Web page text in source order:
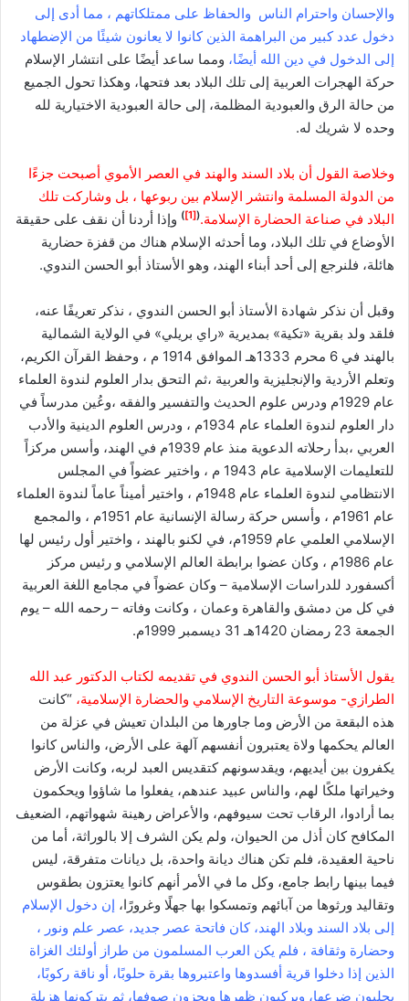
والإحسان واحترام الناس والحفاظ على ممتلكاتهم ، مما أدى إلى
دخول عدد كبير من البراهمة الذين كانوا لا يعانون شيئًا من الإضطهاد
إلى الدخول في دين الله أيضًا، ومما ساعد أيضًا على انتشار الإسلام
حركة الهجرات العربية إلى تلك البلاد بعد فتحها، وهكذا تحول الجميع
من حالة الرق والعبودية المظلمة، إلى حالة العبودية الاختيارية لله
وحده لا شريك له.
وخلاصة القول أن بلاد السند والهند في العصر الأموي أصبحت جزءًا
من الدولة المسلمة وانتشر الإسلام بين ربوعها ، بل وشاركت تلك
البلاد في صناعة الحضارة الإسلامة.(
[1]
) وإذا أردنا أن نقف على حقيقة
الأوضاع في تلك البلاد، وما أحدثه الإسلام هناك من قفزة حضارية
هائلة، فلنرجع إلى أحد أبناء الهند، وهو الأستاذ أبو الحسن الندوي.
وقبل أن نذكر شهادة الأستاذ أبو الحسن الندوي ، نذكر تعريفًا عنه،
فلقد ولد بقرية «تكية» بمديرية «راي بريلي» في الولاية الشمالية
بالهند في 6 محرم 1333هـ الموافق 1914 م ، وحفظ القرآن الكريم،
وتعلم الأردية والإنجليزية والعربية ،ثم التحق بدار العلوم لندوة العلماء
عام 1929م ودرس علوم الحديث والتفسير والفقه ،وعُين مدرساً في
دار العلوم لندوة العلماء عام 1934م ، ودرس العلوم الدينية والأدب
العربي ،بدأ رحلاته الدعوية منذ عام 1939م في الهند، وأسس مركزاً
للتعليمات الإسلامية عام 1943 م ، واختير عضواً في المجلس
الانتظامي لندوة العلماء عام 1948م ، واختير أميناً عاماً لندوة العلماء
عام 1961م ، وأسس حركة رسالة الإنسانية عام 1951م ، والمجمع
الإسلامي العلمي عام 1959م، في لكنو بالهند ، واختير أول رئيس لها
عام 1986م ، وكان عضوا برابطة العالم الإسلامي و رئيس مركز
أكسفورد للدراسات الإسلامية – وكان عضواً في مجامع اللغة العربية
في كل من دمشق والقاهرة وعمان ، وكانت وفاته – رحمه الله – يوم
الجمعة 23 رمضان 1420هـ 31 ديسمبر 1999م.
يقول الأستاذ أبو الحسن الندوي في تقديمه لكتاب الدكتور عبد الله
الطرازي- موسوعة التاريخ الإسلامي والحضارة الإسلامية، “كانت
هذه البقعة من الأرض وما جاورها من البلدان تعيش في عزلة من
العالم يحكمها ولاة يعتبرون أنفسهم آلهة على الأرض، والناس كانوا
يكفرون بين أيديهم، ويقدسونهم كتقديس العبد لربه، وكانت الأرض
وخيراتها ملكًا لهم، والناس عبيد عندهم، يفعلوا ما شاؤوا ويحكمون
بما أرادوا، الرقاب تحت سيوفهم، والأعراض رهينة شهواتهم، الضعيف
المكافح كان أذل من الحيوان، ولم يكن الشرف إلا بالوراثة، أما من
ناحية العقيدة، فلم تكن هناك ديانة واحدة، بل ديانات متفرقة، ليس
فيما بينها رابط جامع، وكل ما في الأمر أنهم كانوا يعتزون بطقوس
وتقاليد ورثوها من آبائهم وتمسكوا بها جهلًا وغرورًا، إن دخول الإسلام
إلى بلاد السند وبلاد الهند، كان فاتحة عصر جديد، عصر علم ونور ،
وحضارة وثقافة ، فلم يكن العرب المسلمون من طراز أولئك الغزاة
الذين إذا دخلوا قرية أفسدوها واعتبروها بقرة حلوبًا، أو ناقة ركوبًا،
يحلبون ضرعها، ويركبون ظهرها ويجزون صوفها، ثم يتركونها هزيلة